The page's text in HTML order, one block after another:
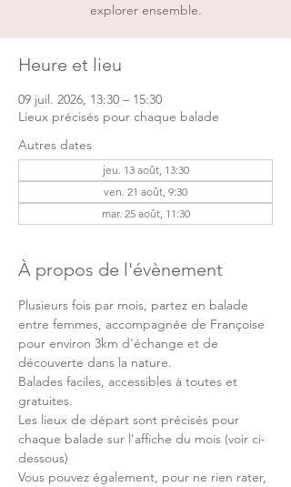
explorer ensemble.
Heure et lieu
09 juil. 2026, 13:30 – 15:30
Lieux précisés pour chaque balade
Autres dates
jeu. 13 août, 13:30
ven. 21 août, 9:30
mar. 25 août, 11:30
À propos de l'évènement
Plusieurs fois par mois, partez en balade
entre femmes, accompagnée de Françoise
pour environ 3km d'échange et de
découverte dans la nature.
Balades faciles, accessibles à toutes et
gratuites.
Les lieux de départ sont précisés pour
chaque balade sur l'affiche du mois (voir ci-
dessous)
Vous pouvez également, pour ne rien rater,